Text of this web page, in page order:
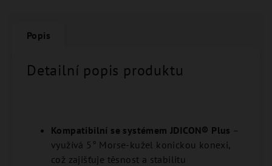
Popis
Detailní popis produktu
Kompatibilní se systémem JDICON® Plus –
využívá 5° Morse-kužel konickou konexi,
což zajišťuje těsnost a stabilitu